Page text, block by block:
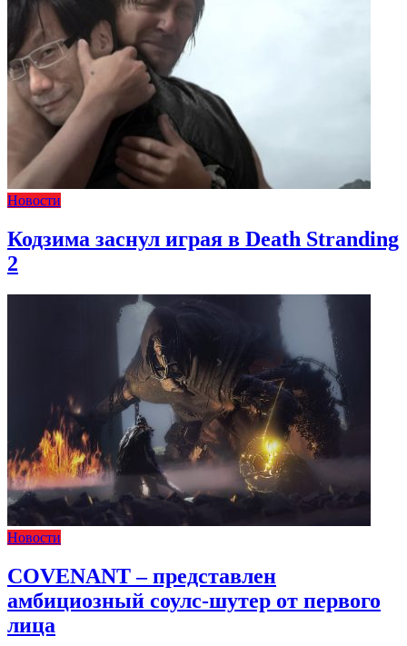
Новости
Кодзима заснул играя в Death Stranding
2
Новости
COVENANT – представлен
амбициозный соулс-шутер от первого
лица